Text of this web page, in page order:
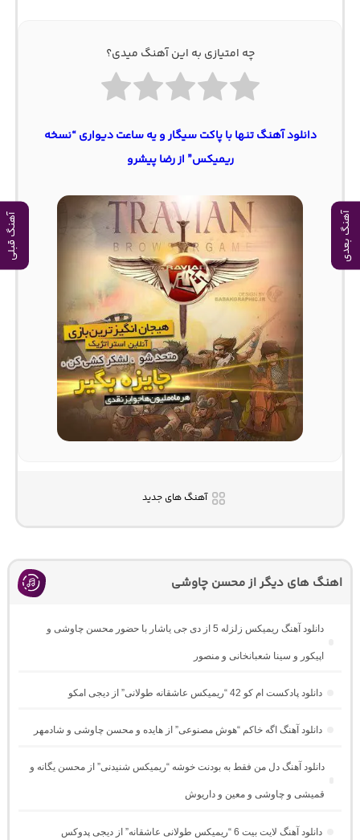
آهنگ بعدی آهنگ قبلی
چه امتیازی به این آهنگ میدی؟
دانلود آهنگ تنها با پاکت سیگار و یه ساعت دیواری “نسخه
ریمیکس” از رضا پیشرو
آهنگ های جدید
اهنگ های دیگر از محسن چاوشی
دانلود آهنگ ریمیکس زلزله 5 از دی جی یاشار با حضور محسن چاوشی و
اپیکور و سینا شعبانخانی و منصور
دانلود پادکست ام کو 42 “ریمیکس عاشقانه طولانی” از دیجی امکو
دانلود آهنگ اگه خاکم “هوش مصنوعی” از هایده و محسن چاوشی و شادمهر
دانلود آهنگ دل من فقط به بودنت خوشه “ریمیکس شنیدنی” از محسن یگانه و
قمیشی و چاوشی و معین و داریوش
دانلود آهنگ لایت بیت 6 “ریمیکس طولانی عاشقانه” از دیجی پدوکس